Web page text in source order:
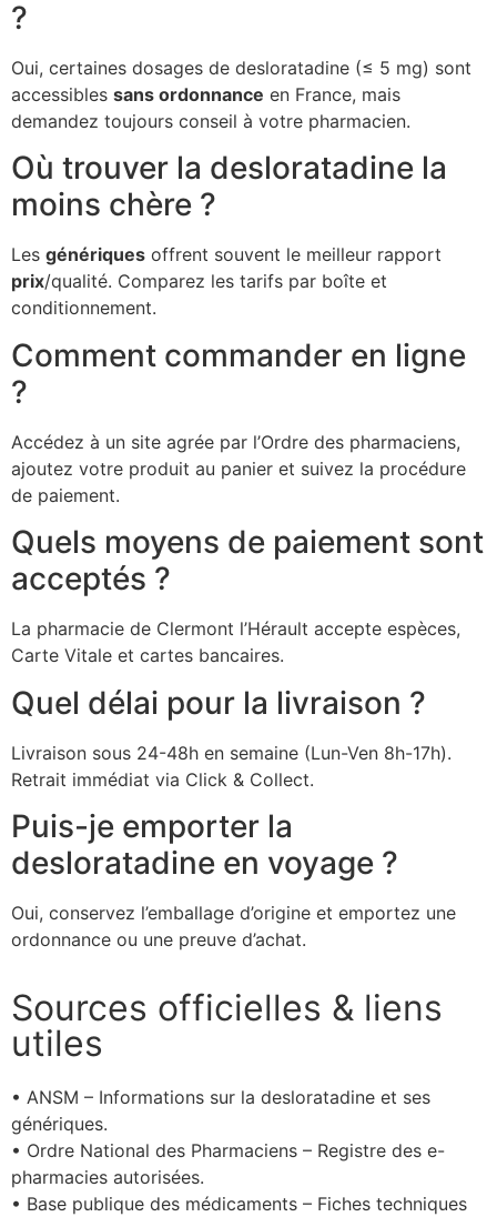
?
Oui, certaines dosages de desloratadine (≤ 5 mg) sont
accessibles sans ordonnance en France, mais
demandez toujours conseil à votre pharmacien.
Où trouver la desloratadine la
moins chère ?
Les génériques offrent souvent le meilleur rapport
prix/qualité. Comparez les tarifs par boîte et
conditionnement.
Comment commander en ligne
?
Accédez à un site agrée par l’Ordre des pharmaciens,
ajoutez votre produit au panier et suivez la procédure
de paiement.
Quels moyens de paiement sont
acceptés ?
La pharmacie de Clermont l’Hérault accepte espèces,
Carte Vitale et cartes bancaires.
Quel délai pour la livraison ?
Livraison sous 24-48h en semaine (Lun-Ven 8h-17h).
Retrait immédiat via Click & Collect.
Puis-je emporter la
desloratadine en voyage ?
Oui, conservez l’emballage d’origine et emportez une
ordonnance ou une preuve d’achat.
Sources officielles & liens
utiles
• ANSM – Informations sur la desloratadine et ses
génériques.
• Ordre National des Pharmaciens – Registre des e-
pharmacies autorisées.
• Base publique des médicaments – Fiches techniques